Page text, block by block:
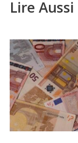
Lire Aussi